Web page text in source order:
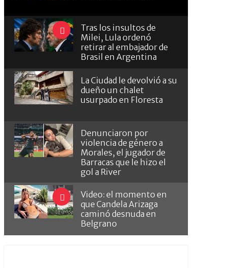
Tras los insultos de
Milei, Lula ordenó
retirar al embajador de
Brasil en Argentina
La Ciudad le devolvió a su
dueño un chalet
usurpado en Floresta
Denunciaron por
violencia de género a
Morales, el jugador de
Barracas que le hizo el
gol a River
Video: el momento en
que Candela Arizaga
caminó desnuda en
Belgrano